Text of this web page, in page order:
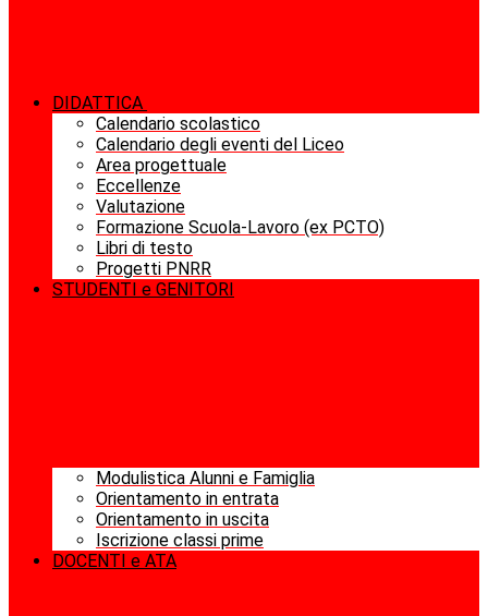
DIDATTICA
Calendario scolastico
Calendario degli eventi del Liceo
Area progettuale
Eccellenze
Valutazione
Formazione Scuola-Lavoro (ex PCTO)
Libri di testo
Progetti PNRR
STUDENTI e GENITORI
Modulistica Alunni e Famiglia
Orientamento in entrata
Orientamento in uscita
Iscrizione classi prime
DOCENTI e ATA